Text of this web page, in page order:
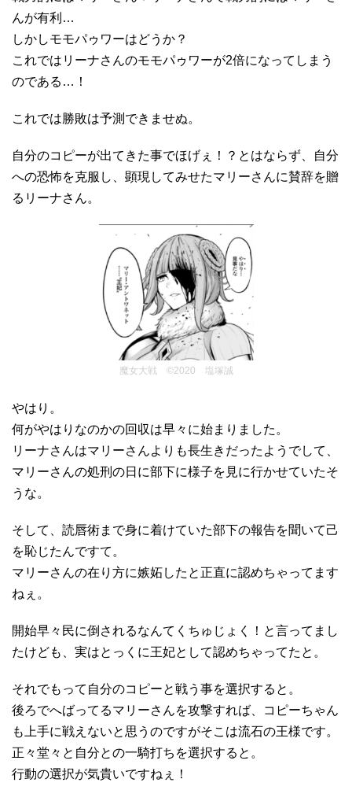
んが有利…
しかしモモパゥワーはどうか？
これではリーナさんのモモパゥワーが2倍になってしまう
のである…！
これでは勝敗は予測できませぬ。
自分のコピーが出てきた事でほげぇ！？とはならず、自分
への恐怖を克服し、顕現してみせたマリーさんに賛辞を贈
るリーナさん。
魔女大戦 ©2020 塩塚誠
やはり。
何がやはりなのかの回収は早々に始まりました。
リーナさんはマリーさんよりも長生きだったようでして、
マリーさんの処刑の日に部下に様子を見に行かせていたそ
うな。
そして、読唇術まで身に着けていた部下の報告を聞いて己
を恥じたんですて。
マリーさんの在り方に嫉妬したと正直に認めちゃってます
ねぇ。
開始早々民に倒されるなんてくちゅじょく！と言ってまし
たけども、実はとっくに王妃として認めちゃってたと。
それでもって自分のコピーと戦う事を選択すると。
後ろでへばってるマリーさんを攻撃すれば、コピーちゃん
も上手に戦えないと思うのですがそこは流石の王様です。
正々堂々と自分との一騎打ちを選択すると。
行動の選択が気貴いですねぇ！